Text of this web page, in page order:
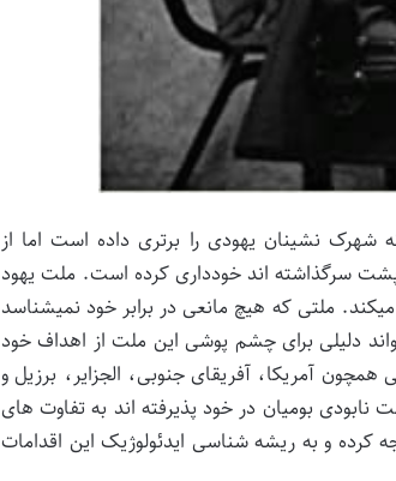
شهرک نشینان یهودی را برتری داده است اما از
سرگذاشته اند خودداری کرده است. ملت یهود
ملتی که هیچ مانعی در برابر خود نمیشناسد
دلیلی برای چشم پوشی این ملت از اهداف خود
آمریکا، آفریقای جنوبی، الجزایر، برزیل و
نابودی بومیان در خود پذیرفته اند به تفاوت های
کرده و به ریشه شناسی ایدئولوژیک این اقدامات